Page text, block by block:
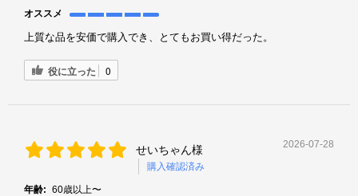
オススメ
上質な品を安価で購入でき、とてもお買い得だった。
役に立った 0
せいちゃん様
購入確認済み
2026-07-28
年齢: 60歳以上〜